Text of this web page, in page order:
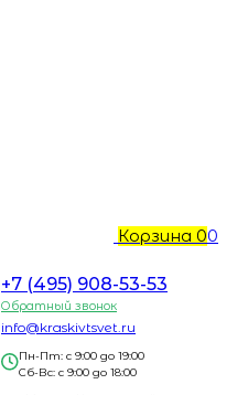
Корзина 00
+7 (495) 908-53-53
Обратный звонок
info@kraskivtsvet.ru
Пн-Пт: с 9:00 до 19:00
Сб-Вс: с 9:00 до 18:00